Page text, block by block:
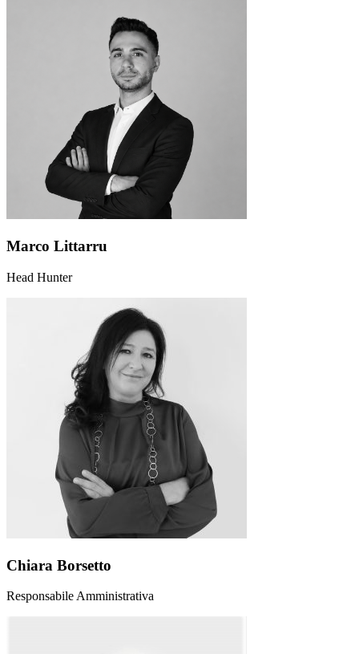
Marco Littarru
Head Hunter
Chiara Borsetto
Responsabile Amministrativa